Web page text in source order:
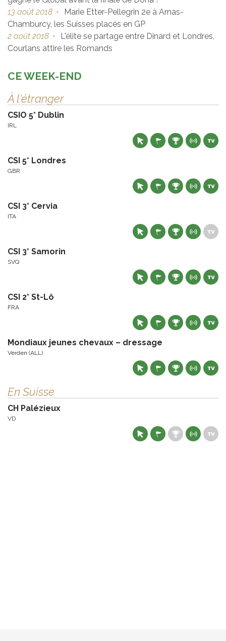
13 août 2018 •
Marie Etter-Pellegrin 2e à Arnas-
Chamburcy, les Suisses placés en GP
2 août 2018 •
L'élite se partage entre Dinard et Londres,
Courlans attire les Romands
CE WEEK-END
À l'étranger
CSIO 5* Dublin
IRL
CSI 5* Londres
GBR
CSI 3* Cervia
ITA
CSI 3* Samorin
SVQ
CSI 2* St-Lô
FRA
Mondiaux jeunes chevaux – dressage
Verden (ALL)
En Suisse
CH Palézieux
VD